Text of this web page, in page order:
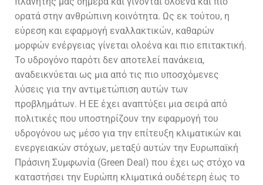
ορατά στην ανθρώπινη κοινότητα. Ως εκ τούτου, η
εύρεση και εφαρμογή εναλλακτικών, καθαρών
μορφών ενέργειας γίνεται ολοένα και πιο επιτακτική.
Το υδρογόνο παρότι δεν αποτελεί πανάκεια,
αναδεικνύεται ως μια από τις πιο υποσχόμενες
λύσεις για την αντιμετώπιση αυτών των
προβλημάτων. Η ΕΕ έχει αναπτύξει μια σειρά από
πολιτικές που υποστηρίζουν την εφαρμογή του
υδρογόνου ως μέσο για την επίτευξη κλιματικών και
ενεργειακών στόχων, μεταξύ αυτών την Ευρωπαϊκή
Πράσινη Συμφωνία (Green Deal) που έχει ως στόχο να
καταστήσει την Ευρώπη κλιματικά ουδέτερη έως το